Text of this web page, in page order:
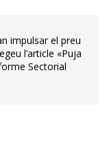
impulsar el preu
l’article «Puja
Sectorial